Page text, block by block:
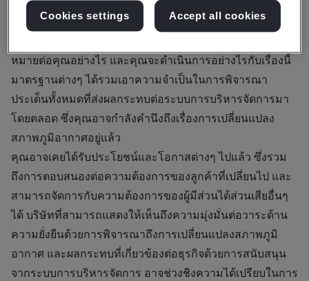
พิจารณาแล้วว่าการเปลี่ยนแปลงสภาพภูมิอากาศมีความ
หมายต่อคุณอย่างไร และคุณจะดำเนินการอย่างไรกับเรื่องนี้
มาตรฐานต่างๆ ได้รวมเอาความจำเป็นในการพิจารณา
ประเด็นทั้งหมดที่ส่งผลกระทบต่อระบบการบริหารจัดการมา
โดยตลอด ซึ่งคุณอาจกำลังคำนึงถึงเรื่องการเปลี่ยนแปลง
สภาพภูมิอากาศอยู่แล้ว
คุณอาจเคยได้รับประโยชน์และโอกาสต่างๆ ไปแล้ว ซึ่งรวม
ถึงการตอบสนองต่อความต้องการของลูกค้าที่เปลี่ยนไป และ
สามารถจัดการกับความต้องการของผู้มีส่วนได้ส่วนเสียอื่นๆ
ได้ บริษัทที่สามารถแสดงให้เห็นถึงความมุ่งมั่นต่อวาระด้าน
ความยั่งยืนด้วยการพิจารณาถึงการเปลี่ยนแปลงสภาพภูมิ
อากาศ และผลกระทบที่เกี่ยวข้องต่อธุรกิจด้วยการสนับสนุน
จากระบบการบริหารจัดการ อาจช่วงชิงความได้เปรียบในการ
Cookies settings Accept all cookies